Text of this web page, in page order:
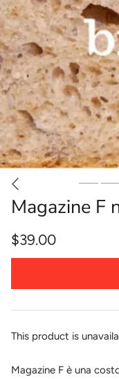
Magazine F
$39.00
This product is
Magazine F è una